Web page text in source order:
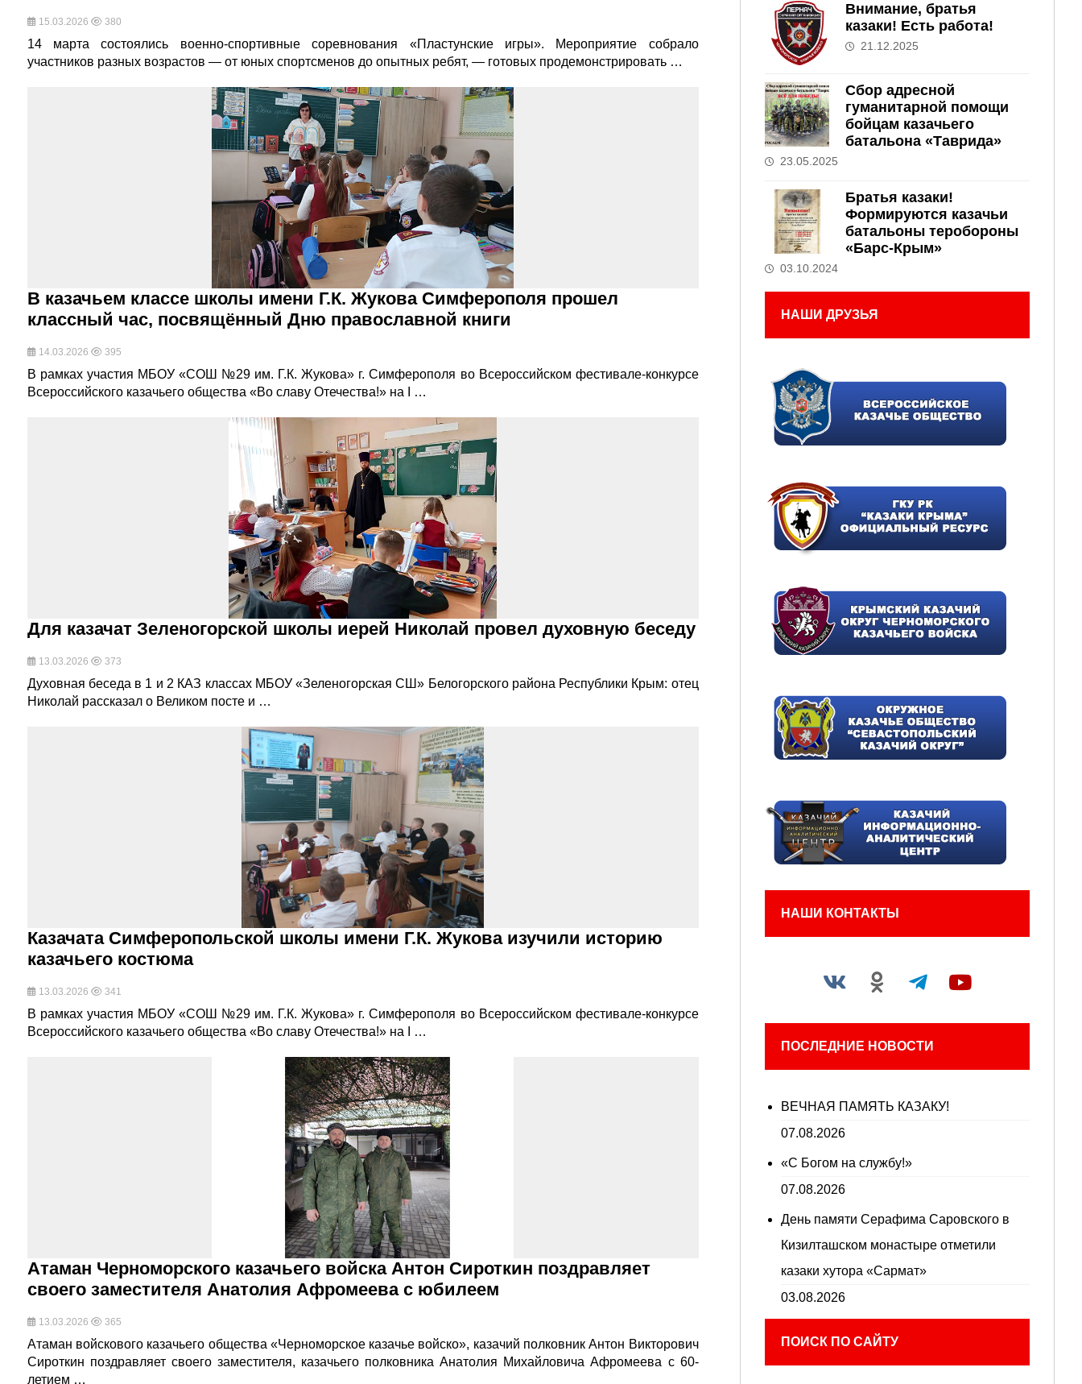
15.03.2026 380
14 марта состоялись военно-спортивные соревнования «Пластунские игры». Мероприятие собрало
участников разных возрастов — от юных спортсменов до опытных ребят, — готовых продемонстрировать …
В казачьем классе школы имени Г.К. Жукова Симферополя прошел
классный час, посвящённый Дню православной книги
14.03.2026 395
В рамках участия МБОУ «СОШ №29 им. Г.К. Жукова» г. Симферополя во Всероссийском фестивале-конкурсе
Всероссийского казачьего общества «Во славу Отечества!» на I …
Для казачат Зеленогорской школы иерей Николай провел духовную беседу
13.03.2026 373
Духовная беседа в 1 и 2 КАЗ классах МБОУ «Зеленогорская СШ» Белогорского района Республики Крым: отец
Николай рассказал о Великом посте и …
Казачата Симферопольской школы имени Г.К. Жукова изучили историю
казачьего костюма
13.03.2026 341
В рамках участия МБОУ «СОШ №29 им. Г.К. Жукова» г. Симферополя во Всероссийском фестивале-конкурсе
Всероссийского казачьего общества «Во славу Отечества!» на I …
Атаман Черноморского казачьего войска Антон Сироткин поздравляет
своего заместителя Анатолия Афромеева с юбилеем
13.03.2026 365
Атаман войскового казачьего общества «Черноморское казачье войско», казачий полковник Антон Викторович
Сироткин поздравляет своего заместителя, казачьего полковника Анатолия Михайловича Афромеева с 60-
летием …
Внимание, братья
казаки! Есть работа!
21.12.2025
Сбор адресной
гуманитарной помощи
бойцам казачьего
батальона «Таврида»
23.05.2025
Братья казаки!
Формируются казачьи
батальоны теробороны
«Барс-Крым»
03.10.2024
НАШИ ДРУЗЬЯ
НАШИ КОНТАКТЫ
ПОСЛЕДНИЕ НОВОСТИ
ВЕЧНАЯ ПАМЯТЬ КАЗАКУ!
07.08.2026
«С Богом на службу!»
07.08.2026
День памяти Серафима Саровского в
Кизилташском монастыре отметили
казаки хутора «Сармат»
03.08.2026
ПОИСК ПО САЙТУ